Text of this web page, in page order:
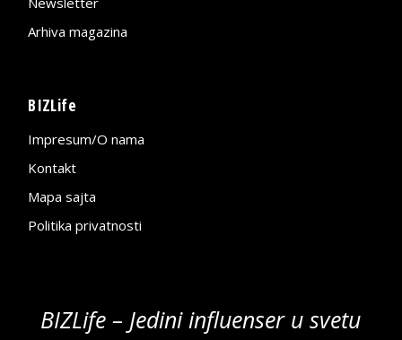
Arhiva magazina
BIZLife
Impresum/O nama
Kontakt
Mapa sajta
Politika privatnosti
BIZLife – Jedini influenser u svetu